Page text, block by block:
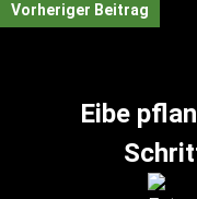
Vorheriger Beitrag
Eibe